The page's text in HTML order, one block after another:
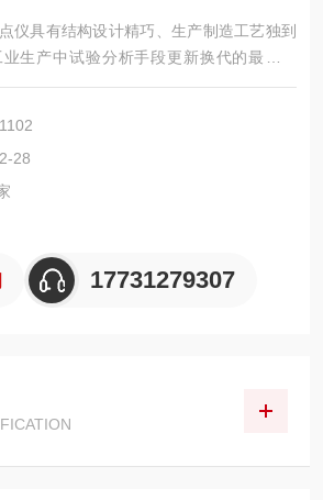
仪具有结构设计精巧、生产制造工艺独到
生产中试验分析手段更新换代的最新产
GB/T510标准，用于测定石油产品的凝倾
28
17731279307